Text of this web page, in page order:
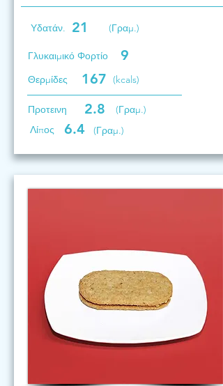
Υδατάν. 21 (Γραμ.)
Γλυκαιμικό Φορτίο 9
Θερμίδες 167 (kcals)
Προτεινη 2.8
(Γραμ.)
Λίπος
6.4 (Γραμ.)